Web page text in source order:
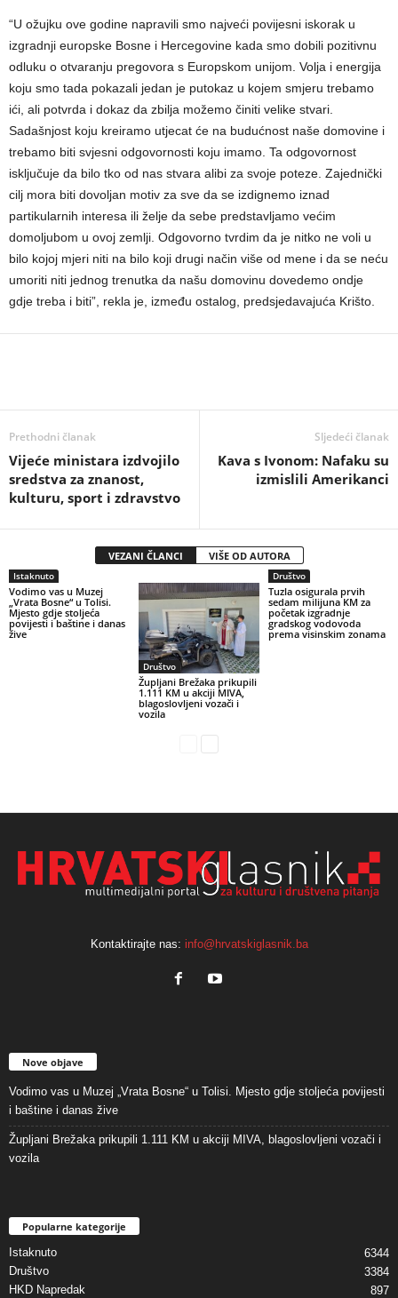
“U ožujku ove godine napravili smo najveći povijesni iskorak u
izgradnji europske Bosne i Hercegovine kada smo dobili pozitivnu
odluku o otvaranju pregovora s Europskom unijom. Volja i energija
koju smo tada pokazali jedan je putokaz u kojem smjeru trebamo
ići, ali potvrda i dokaz da zbilja možemo činiti velike stvari.
Sadašnjost koju kreiramo utjecat će na budućnost naše domovine i
trebamo biti svjesni odgovornosti koju imamo. Ta odgovornost
isključuje da bilo tko od nas stvara alibi za svoje poteze. Zajednički
cilj mora biti dovoljan motiv za sve da se izdignemo iznad
partikularnih interesa ili želje da sebe predstavljamo većim
domoljubom u ovoj zemlji. Odgovorno tvrdim da je nitko ne voli u
bilo kojoj mjeri niti na bilo koji drugi način više od mene i da se neću
umoriti niti jednog trenutka da našu domovinu dovedemo ondje
gdje treba i biti”, rekla je, između ostalog, predsjedavajuća Krišto.
Prethodni članak
Vijeće ministara izdvojilo
sredstva za znanost,
kulturu, sport i zdravstvo
Sljedeći članak
Kava s Ivonom: Nafaku su
izmislili Amerikanci
VEZANI ČLANCI VIŠE OD AUTORA
Istaknuto
Vodimo vas u Muzej
„Vrata Bosne“ u Tolisi.
Mjesto gdje stoljeća
povijesti i baštine i danas
žive
Društvo
Župljani Brežaka prikupili
1.111 KM u akciji MIVA,
blagoslovljeni vozači i
vozila
Društvo
Tuzla osigurala prvih
sedam milijuna KM za
početak izgradnje
gradskog vodovoda
prema visinskim zonama
Kontaktirajte nas: info@hrvatskiglasnik.ba
Nove objave
Vodimo vas u Muzej „Vrata Bosne“ u Tolisi. Mjesto gdje stoljeća povijesti
i baštine i danas žive
Župljani Brežaka prikupili 1.111 KM u akciji MIVA, blagoslovljeni vozači i
vozila
Popularne kategorije
Istaknuto
6344
Društvo
3384
HKD Napredak
897